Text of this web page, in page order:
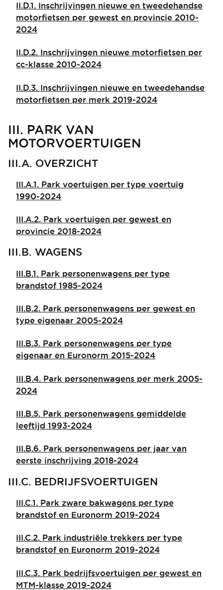
II.D.1. Inschrijvingen nieuwe en tweedehandse
motorfietsen per gewest en provincie 2010-
2024
II.D.2. Inschrijvingen nieuwe motorfietsen per
cc-klasse 2010-2024
II.D.3. Inschrijvingen nieuwe en tweedehandse
motorfietsen per merk 2019-2024
III. PARK VAN
MOTORVOERTUIGEN
III.A. OVERZICHT
III.A.1. Park voertuigen per type voertuig
1990-2024
III.A.2. Park voertuigen per gewest en
provincie 2018-2024
III.B. WAGENS
III.B.1. Park personenwagens per type
brandstof 1985-2024
III.B.2. Park personenwagens per gewest en
type eigenaar 2005-2024
III.B.3. Park personenwagens per type
eigenaar en Euronorm 2015-2024
III.B.4. Park personenwagens per merk 2005-
2024
III.B.5. Park personenwagens gemiddelde
leeftijd 1993-2024
III.B.6. Park personenwagens per jaar van
eerste inschrijving 2018-2024
III.C. BEDRIJFSVOERTUIGEN
III.C.1. Park zware bakwagens per type
brandstof en Euronorm 2019-2024
III.C.2. Park industriële trekkers per type
brandstof en Euronorm 2019-2024
III.C.3. Park bedrijfsvoertuigen per gewest en
MTM-klasse 2019-2024